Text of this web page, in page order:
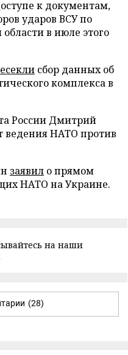
к документам,
ударов ВСУ по
в июле этого
сбор данных об
комплекса в
России Дмитрий
ведения НАТО против
заявил о прямом
НАТО на Украине.
на наши
(28)